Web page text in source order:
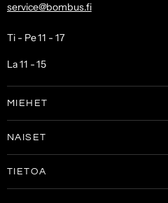
service@bombus.fi
Ti - Pe 11 - 17
La 11 - 15
MIEHET
Laukut & lompakot
Asusteet
NAISET
TIETOA